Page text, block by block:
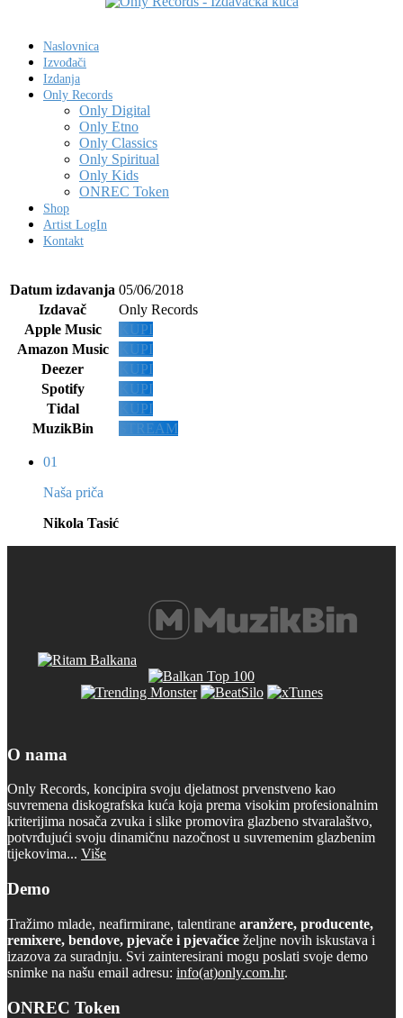
Naslovnica
Izvođači
Izdanja
Only Records
Only Digital
Only Etno
Only Classics
Only Spiritual
Only Kids
ONREC Token
Shop
Artist LogIn
Kontakt
Datum izdavanja 05/06/2018
Izdavač
Only Records
Apple Music
KUPI
Amazon Music
KUPI
Deezer
KUPI
Spotify
KUPI
Tidal
KUPI
MuzikBin
STREAM
01
Naša priča
Nikola Tasić
O nama
Only Records, koncipira svoju djelatnost prvenstveno kao
suvremena diskografska kuća koja prema visokim profesionalnim
kriterijima nosača zvuka i slike promovira glazbeno stvaralaštvo,
potvrđujući svoju dinamičnu nazočnost u suvremenim glazbenim
tijekovima... Više
Demo
Tražimo mlade, neafirmirane, talentirane aranžere, producente,
remixere, bendove, pjevače i pjevačice željne novih iskustava i
izazova za suradnju. Svi zainteresirani mogu poslati svoje demo
snimke na našu email adresu: info(at)only.com.hr.
ONREC Token